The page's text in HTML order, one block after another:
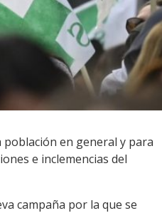
población en general y para
e inclemencias del
campaña por la que se